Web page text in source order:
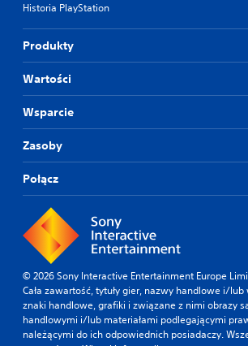
Historia PlayStation
Produkty
Wartości
Wsparcie
Zasoby
Połącz
© 2026 Sony Interactive Entertainment Europe
Cała zawartość, tytuły gier, nazwy handlowe i/
znaki handlowe, grafiki i związane z nimi obrazy
handlowymi i/lub materiałami podlegającymi
należącymi do ich odpowiednich posiadaczy.